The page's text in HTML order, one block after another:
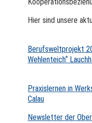
Hier sind unsere
Berufsweltprojekt
Wehlenteich“
Praxislernen in
Calau
Newsletter der